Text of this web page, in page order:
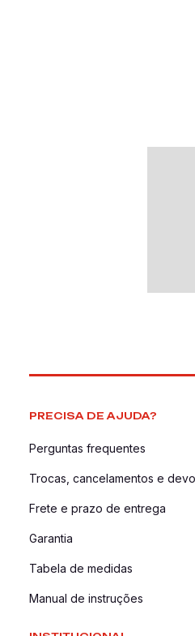
PRECISA DE AJUDA?
Perguntas frequentes
Trocas, cancelamentos e
Frete e prazo de entrega
Garantia
Tabela de medidas
Manual de instruções